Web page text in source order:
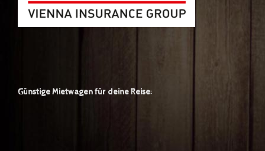
Günstige Mietwagen für deine Reise: